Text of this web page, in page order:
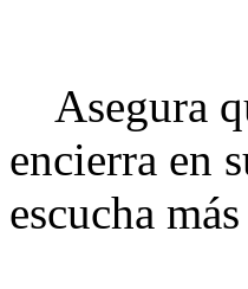
Asegura
encierra en
escucha